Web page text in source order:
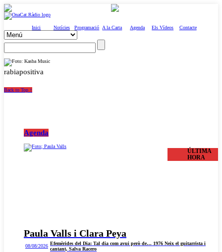
Inici Notícies Programació A la Carta Agenda Els Vídeos Contacte
rabiapositiva
Back to Top ↑
Agenda
Paula Valls i Clara Peya
ÚLTIMA
HORA
08/08/2026 Efemèrides del Dia: Tal dia com avui però de… 1976 Neix el guitarrista i
cantant, Salva Racero